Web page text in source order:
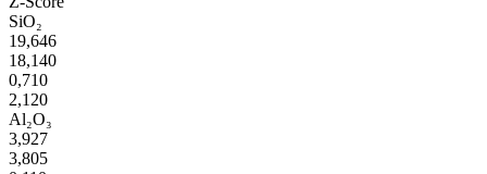
SiO₂
19,646
18,140
0,710
2,120
Al₂O₃
3,927
3,805